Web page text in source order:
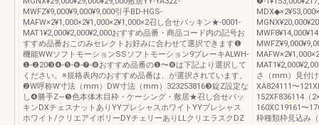
MWFZ¥9,000¥9,000¥9,000引手BD-HGS-
MAFW×2¥1,000×2¥1,000×2¥1,000×2召し合せパッキン★-0001-
MAT1¥2,000¥2,000¥2,000おすすめ品番・商品コード内の記号お
すすめ品番おこのみセレクトお好みに合わせて選択できます❶
機能WWソフトモーションSSソフトモーション9ブレーキALWH-
❶-❷20❸❹-❺-❻-❼-❽おすすめ品番の❶〜❽は下記より選択して
ください。※規格表内のおすすめ品番は、が選択されています。
❷W呼称W寸法（mm）DW寸法（mm）323253816❸錠Z設定な
し❹勝手Z—❺色本体木目枠・ケーシング・敷居★召し合せパッ
キンDXチェスナットありYYプレシャスホワイトYYプレシャス
ホワイト/クリエアイボリーDYチェリーありLLクリエラスクDZ
さ（mm）見付
XA824111〜
152XF836114（
160XC19161〜
枠種類枠見込み